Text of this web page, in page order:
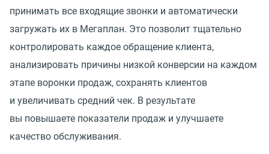
принимать все входящие звонки и автоматически
загружать их в Мегаплан. Это позволит тщательно
контролировать каждое обращение клиента,
анализировать причины низкой конверсии на каждом
этапе воронки продаж, сохранять клиентов
и увеличивать средний чек. В результате
вы повышаете показатели продаж и улучшаете
качество обслуживания.